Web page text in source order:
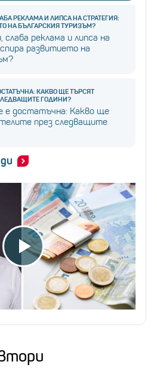
РЕКЛАМА И ЛИПСА НА СТРАТЕГИЯ:
НА БЪЛГАРСКИЯ ТУРИЗЪМ?
слаба реклама и липса на
развитието на
КАКВО ЩЕ ТЪРСЯТ
ГОДИНИ?
е достатъчна: Какво ще
през следващите